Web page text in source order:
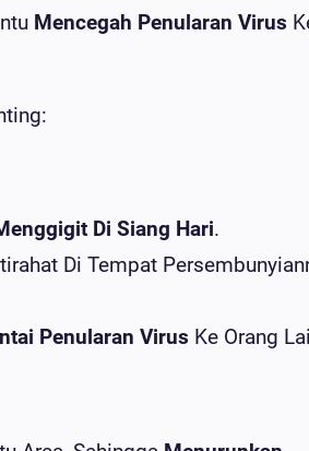
Mencegah Penularan Virus
Di Siang Hari.
Di Tempat
Penularan Virus Ke Orang